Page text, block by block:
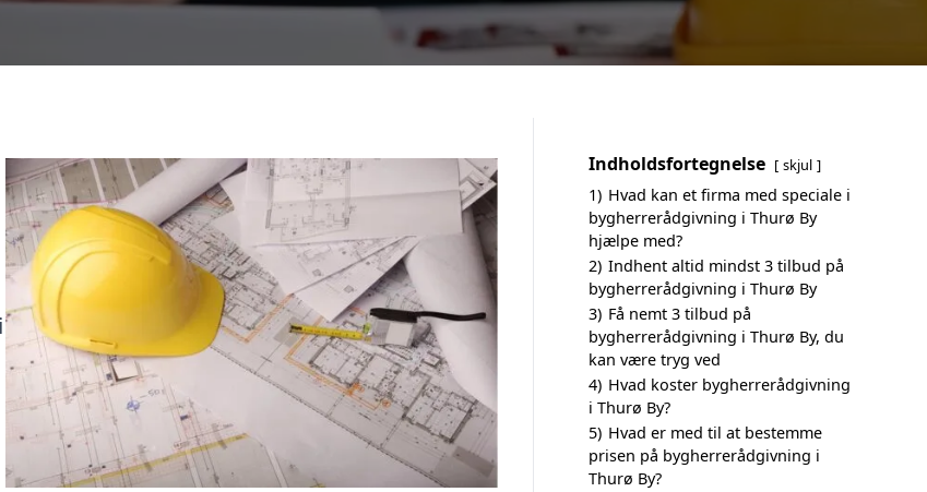
Indholdsfortegnelse skjul
1) Hvad kan et firma med speciale i
bygherrerådgivning i Thurø By
hjælpe med?
2) Indhent altid mindst 3 tilbud på
bygherrerådgivning i Thurø By
3) Få nemt 3 tilbud på
bygherrerådgivning i Thurø By, du
kan være tryg ved
4) Hvad koster bygherrerådgivning
i Thurø By?
5) Hvad er med til at bestemme
prisen på bygherrerådgivning i
Thurø By?